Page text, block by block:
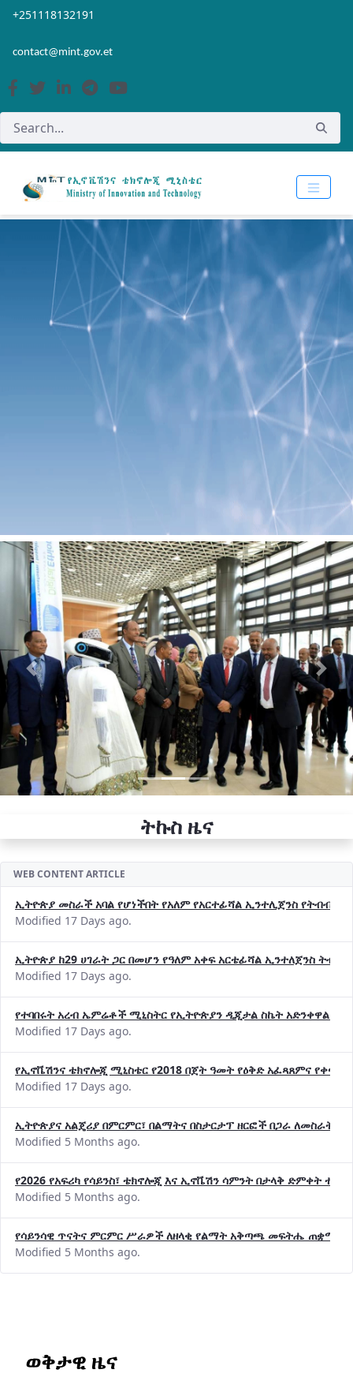
Skip to Main Content
Open Accessibility Menu
+251118132191
contact@mint.gov.et
Previous Next
ትኩስ ዜና
WEB CONTENT ARTICLE
ኢትዮጵያ መስራች አባል የሆነችበት የአለም የአርተፊሻል ኢንተሊጀንስ የትብብር
Modified 17 Days ago.
ኢትዮጵያ ከ29 ሀገራት ጋር በመሆን የዓለም አቀፍ አርቴፊሻል ኢንተለጀንስ
Modified 17 Days ago.
የተባበሩት አረብ ኤምሬቶች ሚኒስትር የኢትዮጵያን ዲጂታል ስኬት አድንቀዋል
Modified 17 Days ago.
የኢኖቬሽንና ቴክኖሎጂ ሚኒስቴር የ2018 በጀት ዓመት የዕቅድ አፈጻጸምና
Modified 17 Days ago.
ኢትዮጵያና አልጄሪያ በምርምር፣ በልማትና በስታርታፕ ዘርፎች በጋራ ለመስራት
Modified 5 Months ago.
የ2026 የአፍሪካ የሳይንስ፣ ቴክኖሎጂ እና ኢኖቬሽን ሳምንት በታላቅ ድምቀት
Modified 5 Months ago.
የሳይንሳዊ ጥናትና ምርምር ሥራዎች ለዘላቂ የልማት አቅጣጫ መፍትሔ ጠቋሚ
Modified 5 Months ago.
ወቅታዊ ዜና